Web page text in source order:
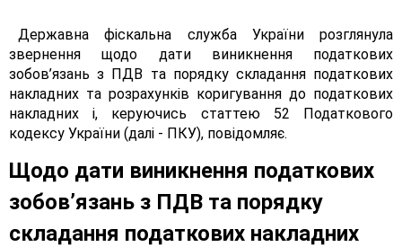
Державна фіскальна служба України розглянула
звернення щодо дати виникнення податкових
зобов’язань з ПДВ та порядку складання податкових
накладних та розрахунків коригування до податкових
накладних і, керуючись статтею 52 Податкового
кодексу України (далі - ПКУ), повідомляє.
Щодо дати виникнення податкових
зобов’язань з ПДВ та порядку
складання податкових накладних